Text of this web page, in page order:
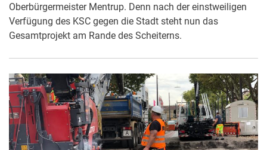
Oberbürgermeister Mentrup. Denn nach der einstweiligen
Verfügung des KSC gegen die Stadt steht nun das
Gesamtprojekt am Rande des Scheiterns.